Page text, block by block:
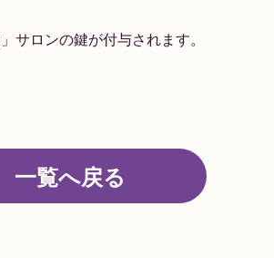
サロンの鍵が付与されます。
一覧へ戻る